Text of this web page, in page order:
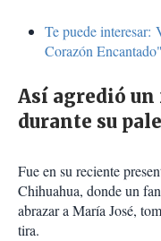
Te puede
Corazón
Así agredió un
durante su
Fue en su reciente
Chihuahua, donde un
abrazar a María José,
tira.